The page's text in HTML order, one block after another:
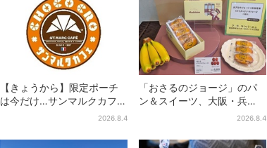
【きょうから】限定ポーチ
は今だけ…サンマルクカフェ
初の「夏福袋」、実質無料
2026.8.4
「おさるのジョージ」のパ
ン＆スイーツ、大阪・兵
庫・京都限定で【きょうか
2026.8.4